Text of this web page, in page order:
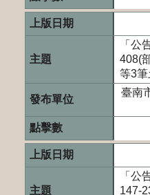
「公
408(
等3筆
臺南
「公
147-